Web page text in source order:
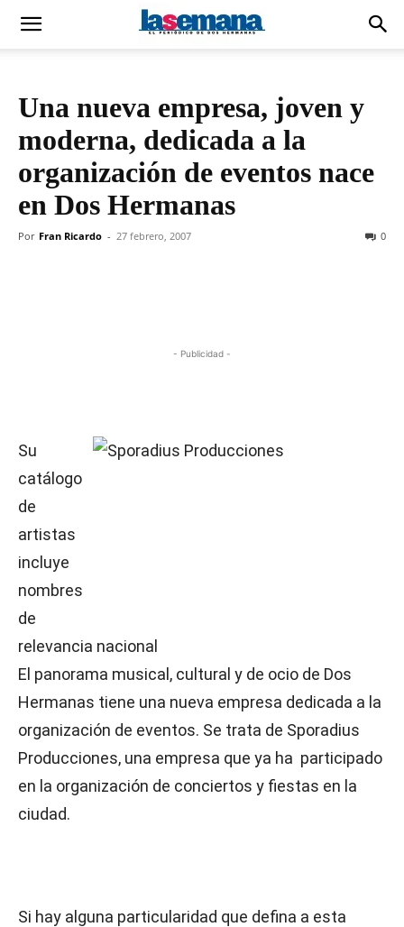
Una nueva empresa, joven y
moderna, dedicada a la
organización de eventos nace
en Dos Hermanas
Por Fran Ricardo - 27 febrero, 2007 0
- Publicidad -
Su
catálogo
de
artistas
incluye
nombres
de
relevancia nacional
El panorama musical, cultural y de ocio de Dos
Hermanas tiene una nueva empresa dedicada a la
organización de eventos. Se trata de Sporadius
Producciones, una empresa que ya ha participado
en la organización de conciertos y fiestas en la
ciudad.
Si hay alguna particularidad que defina a esta